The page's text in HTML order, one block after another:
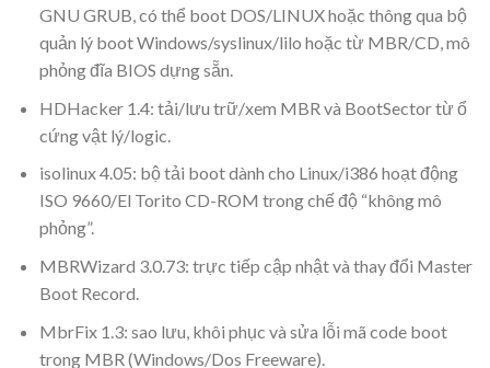
GNU GRUB, có thể boot DOS/LINUX hoặc thông qua bộ
quản lý boot Windows/syslinux/lilo hoặc từ MBR/CD, mô
phỏng đĩa BIOS dựng sẵn.
HDHacker 1.4: tải/lưu trữ/xem MBR và BootSector từ ổ
cứng vật lý/logic.
isolinux 4.05: bộ tải boot dành cho Linux/i386 hoạt động
ISO 9660/El Torito CD-ROM trong chế độ “không mô
phỏng”.
MBRWizard 3.0.73: trực tiếp cập nhật và thay đổi Master
Boot Record.
MbrFix 1.3: sao lưu, khôi phục và sửa lỗi mã code boot
trong MBR (Windows/Dos Freeware).